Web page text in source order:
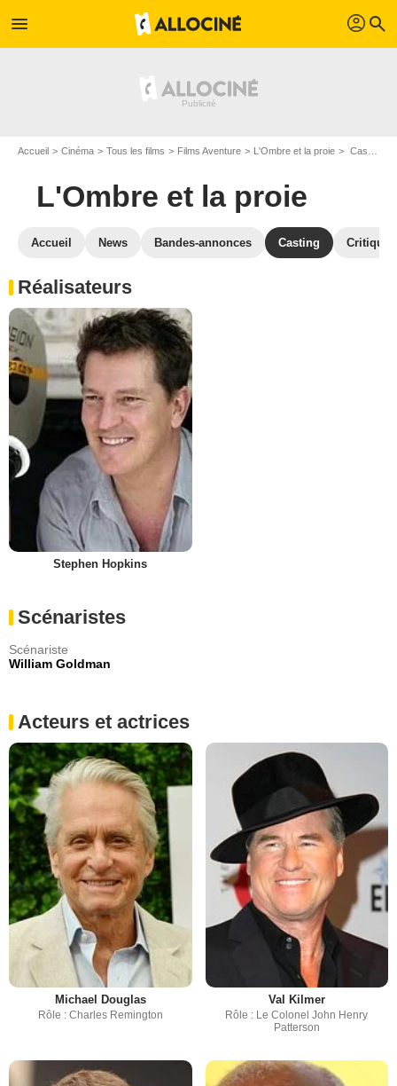
menu profil search
Accueil Cinéma Tous les films Films Aventure L'Ombre et la proie Casting L'Ombre et la proie
L'Ombre et la proie
Accueil News Bandes-annonces Casting
Réalisateurs
Stephen Hopkins
Scénaristes
Scénariste
William Goldman
Acteurs et actrices
Michael Douglas
Rôle : Charles Remington
Val Kilmer
Rôle : Le Colonel John Henry
Patterson